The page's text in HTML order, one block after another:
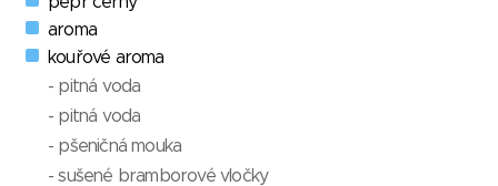
aroma
kouřové aroma
- pitná voda
- pitná voda
- pšeničná mouka
- sušené bramborové vločky